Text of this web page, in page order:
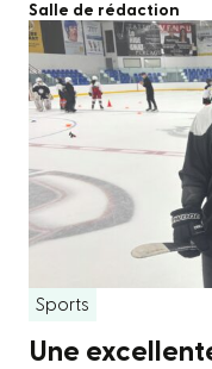
Salle de rédaction
Sports
Une